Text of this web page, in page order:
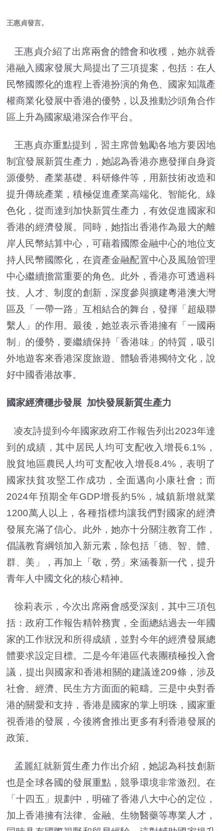
王惠貞發言。
王惠貞介紹了出席兩會的體會和收穫，她亦就香
港融入國家發展大局提出了三項提案，包括：在人
民幣國際化的進程上香港扮演的角色、國家知識產
權商業化發展中香港的優勢，以及推動沙頭角合作
區上升為國家級港深合作平台。
王惠貞亦重點提到，習主席曾勉勵各地方要因地
制宜發展新質生產力，她認為香港亦應發揮自身資
源優勢、產業基礎、科研條件等，用新技術改造和
提升傳統產業，積極促進產業高端化、智能化、綠
色化，從而達到加快新質生產力，有效促進國家和
香港的經濟發展。同時，她指出香港作為最大的離
岸人民幣結算中心，可藉着國際金融中心的地位支
持人民幣國際化，在資產金融配置中心及風險管理
中心繼續擔當重要的角色。此外，香港亦可透過科
技、人才、制度的創新，深度參與擴建粵港澳大灣
區及「一帶一路」互相結合的舞台，發揮「超級聯
繫人」的作用。最後，她並表示香港擁有「一國兩
制」的優勢，要繼續保持「香港味」的特質，吸引
外地遊客來香港深度旅遊、體驗香港獨特文化，說
好中國香港故事。
國家經濟穩步發展 加快發展新質生產力
凌友詩提到今年國家政府工作報告列出2023年達
到的成績，其中居民人均可支配收入增長6.1%，
脫貧地區農民人均可支配收入增長8.4%，表明了
國家扶貧攻堅工作成功，全面邁向小康社會；而
2024年預期全年GDP增長約5%，城鎮新增就業
1200萬人以上，各種指標均讓我們對國家的經濟
發展充滿了信心。此外，她亦十分關注教育工作，
倡議教育綱領加入新元素，除包括「德、智、體、
群、美」，再加上「敬，勞」來涵養新一代，提升
青年人中國文化的核心精神。
徐莉表示，今次出席兩會感受深刻，其中三項包
括：政府工作報告精幹務實，全面總結過去一年國
家的工作狀況和所得成績，並對今年的經濟發展總
體要求設定目標。二是今年港區代表團積極投入會
議，提出與國家和香港相關的建議達209條，涉及
社會、經濟、民生方方面面的範疇。三是中央對香
港的關愛和支持，香港是國家的掌上明珠，國家重
視香港的發展，今後將會推出更多有利香港發展的
政策。
孟麗紅就新質生產力作出介紹，她認為科技創新
也是全球各國的發展重點，競爭環境非常激烈。在
「十四五」規劃中，明確了香港八大中心的定位，
加上香港擁有法律、金融、生物醫藥等專業人才，